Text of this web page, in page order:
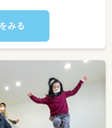
年の子が多いです♪
！
る環境です♪)
みる